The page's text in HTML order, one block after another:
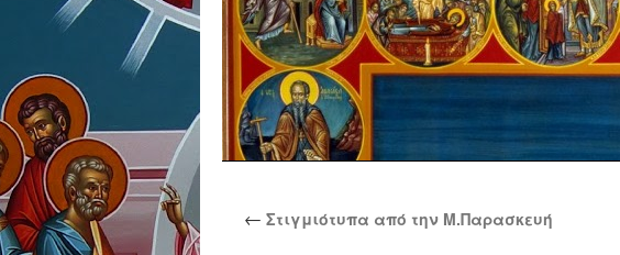
σε← Στιγμιότυπα από την Μ.Παρασκευή